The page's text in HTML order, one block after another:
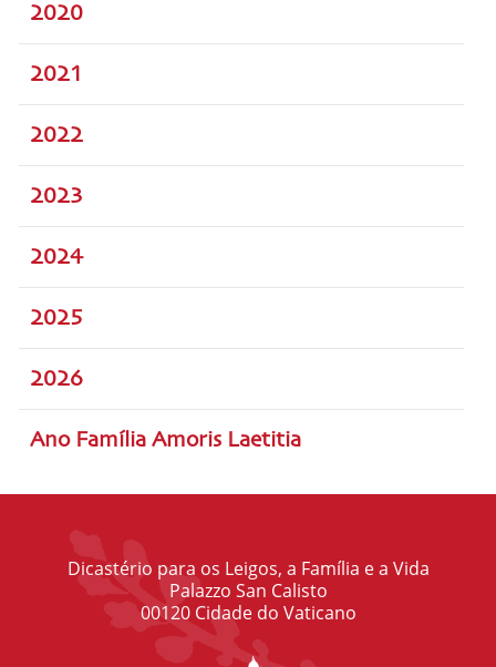
2020
2021
2022
2023
2024
2025
2026
Ano Família Amoris Laetitia
Dicastério para os Leigos, a Família e a Vida
Palazzo San Calisto
00120 Cidade do Vaticano